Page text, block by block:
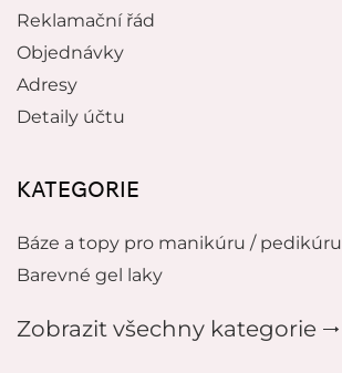
Reklamační řád
Objednávky
Adresy
Detaily účtu
KATEGORIE
Báze a topy pro manikúru / pedikúru
Barevné gel laky
Zobrazit všechny kategorie 🠂